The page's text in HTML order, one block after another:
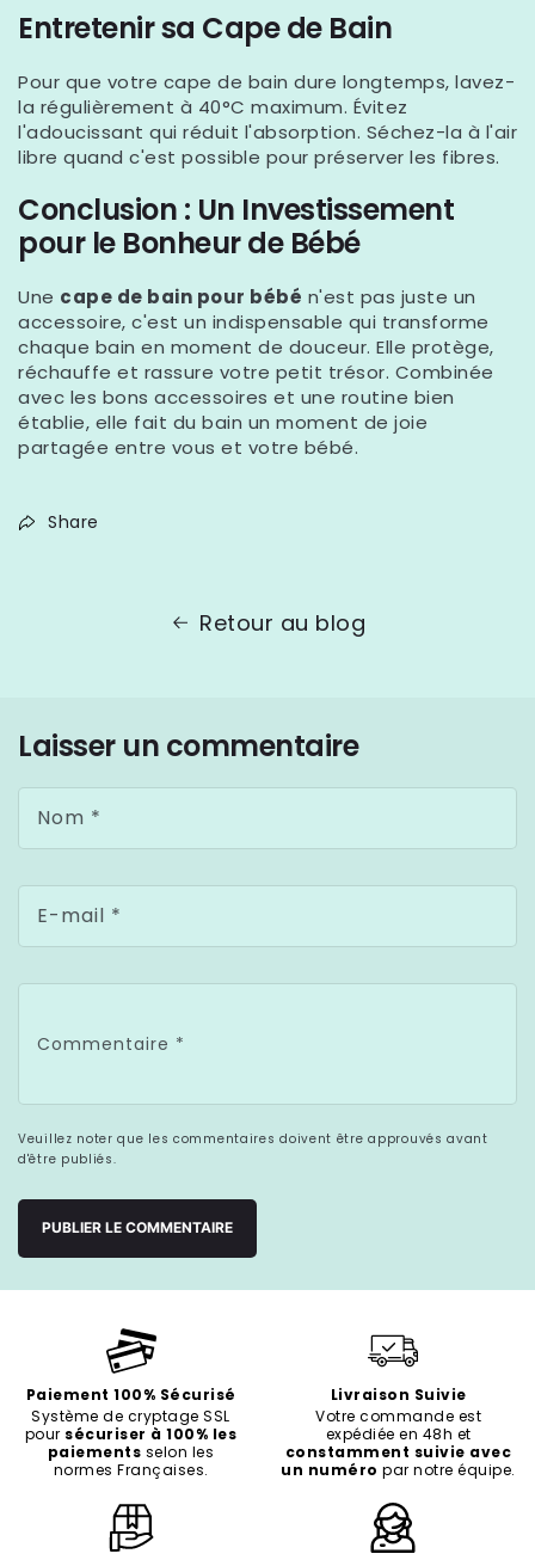
Entretenir sa Cape de Bain
Pour que votre cape de bain dure longtemps, lavez-
la régulièrement à 40°C maximum. Évitez
l'adoucissant qui réduit l'absorption. Séchez-la à l'air
libre quand c'est possible pour préserver les fibres.
Conclusion : Un Investissement
pour le Bonheur de Bébé
Une cape de bain pour bébé n'est pas juste un
accessoire, c'est un indispensable qui transforme
chaque bain en moment de douceur. Elle protège,
réchauffe et rassure votre petit trésor. Combinée
avec les bons accessoires et une routine bien
établie, elle fait du bain un moment de joie
partagée entre vous et votre bébé.
Share
Retour au blog
Laisser un commentaire
Nom *
E-mail *
Commentaire *
Veuillez noter que les commentaires doivent être approuvés avant
d'être publiés.
Paiement 100% Sécurisé
Système de cryptage SSL
pour sécuriser à 100% les
paiements selon les
normes Françaises.
Livraison Suivie
Votre commande est
expédiée en 48h et
constamment suivie avec
un numéro par notre équipe.